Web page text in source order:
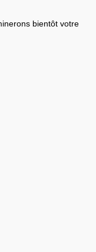
bientôt votre